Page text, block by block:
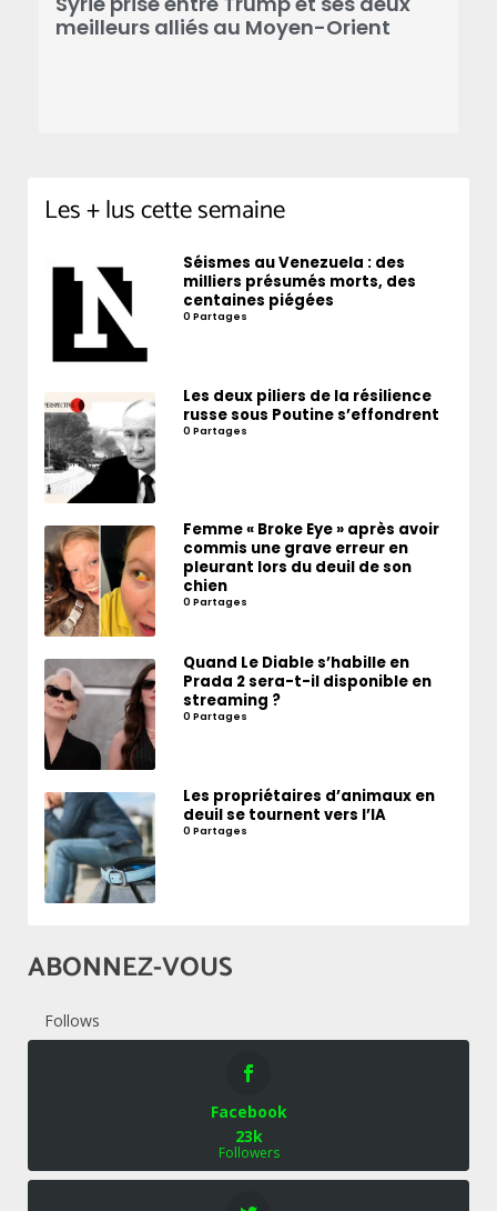
meilleurs alliés au Moyen-Orient
Les + lus cette semaine
Séismes au Venezuela : des
milliers présumés morts, des
centaines piégées
0 Partages
Les deux piliers de la résilience
russe sous Poutine s’effondrent
0 Partages
Femme « Broke Eye » après avoir
commis une grave erreur en
pleurant lors du deuil de son
chien
0 Partages
Quand Le Diable s’habille en
Prada 2 sera-t-il disponible en
streaming ?
0 Partages
Les propriétaires d’animaux en
deuil se tournent vers l’IA
0 Partages
ABONNEZ-VOUS
Follows
Facebook
23k
Followers